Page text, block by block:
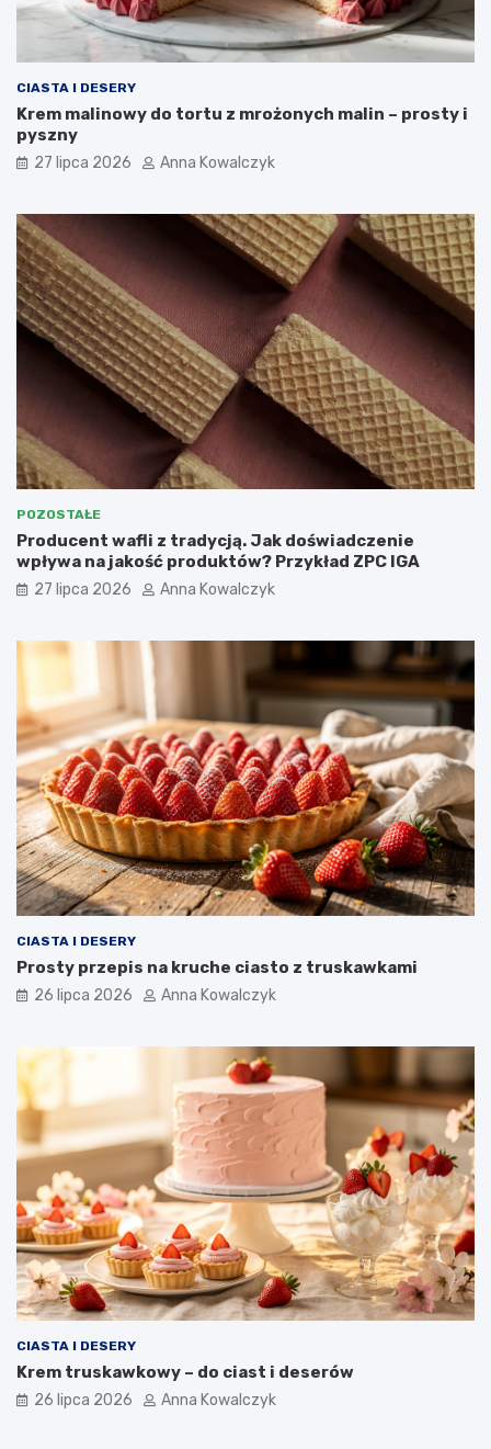
CIASTA I DESERY
Krem malinowy do tortu z mrożonych malin – prosty i
pyszny
27 lipca 2026 Anna Kowalczyk
POZOSTAŁE
Producent wafli z tradycją. Jak doświadczenie
wpływa na jakość produktów? Przykład ZPC IGA
27 lipca 2026 Anna Kowalczyk
CIASTA I DESERY
Prosty przepis na kruche ciasto z truskawkami
26 lipca 2026 Anna Kowalczyk
CIASTA I DESERY
Krem truskawkowy – do ciast i deserów
26 lipca 2026 Anna Kowalczyk